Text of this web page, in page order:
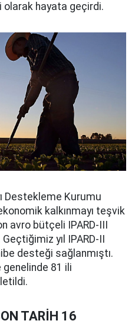
olarak hayata geçirdi.
Destekleme Kurumu
kalkınmayı teşvik
avro bütçeli IPARD-III
yıl IPARD-II
desteği sağlanmıştı.
genelinde 81 ili
TARİH 16